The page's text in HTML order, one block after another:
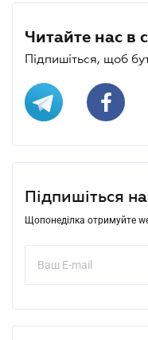
Читайте нас в
Підпишіться, щоб
Підпишіться
Щопонеділка отримуйте